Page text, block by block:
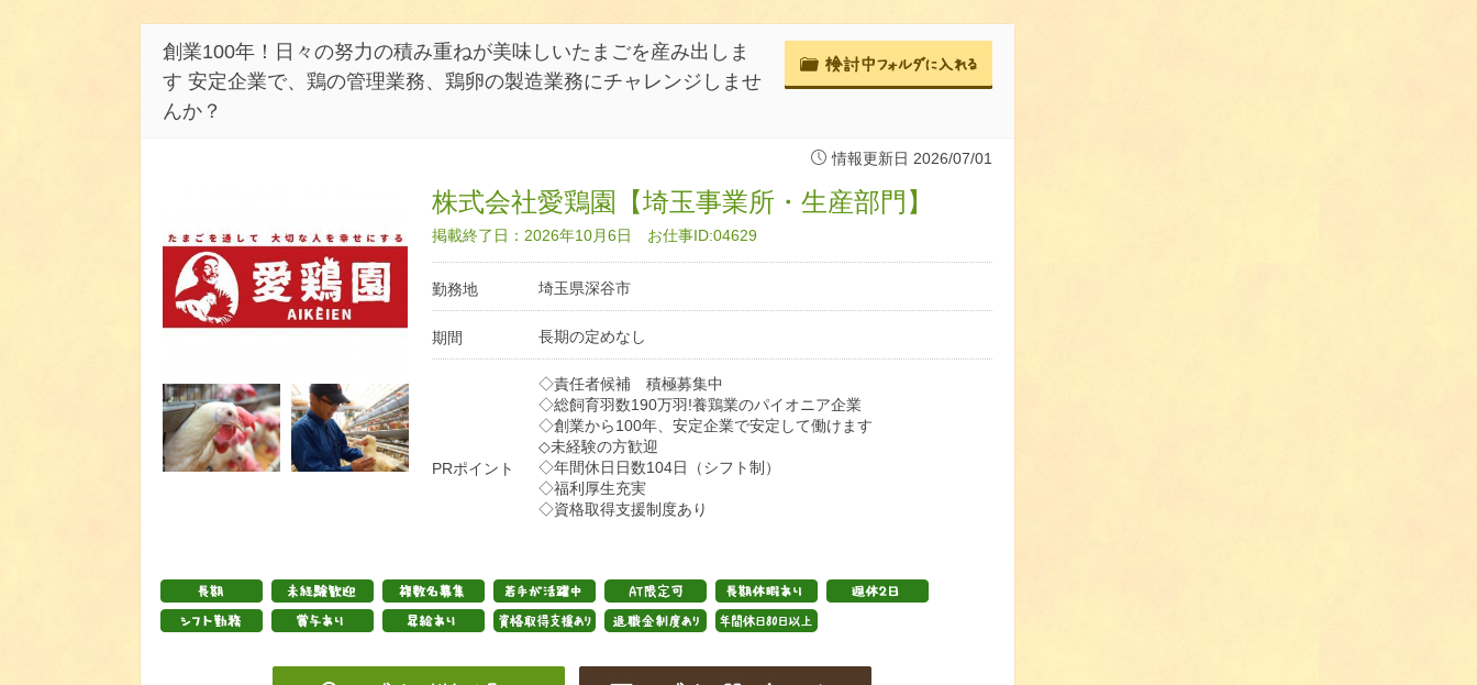
創業100年！日々の努力の積み重ねが美味しいたまごを産み出しま
す 安定企業で、鶏の管理業務、鶏卵の製造業務にチャレンジしませ
んか？
情報更新日 2026/07/01
株式会社愛鶏園【埼玉事業所・生産部門】
掲載終了日：2026年10月6日 お仕事ID:04629
勤務地 埼玉県深谷市
期間 長期の定めなし
PRポイント
◇責任者候補 積極募集中
◇総飼育羽数190万羽!養鶏業のパイオニア企業
◇創業から100年、安定企業で安定して働けます
◇未経験の方歓迎
◇年間休日日数104日（シフト制）
◇福利厚生充実
◇資格取得支援制度あり